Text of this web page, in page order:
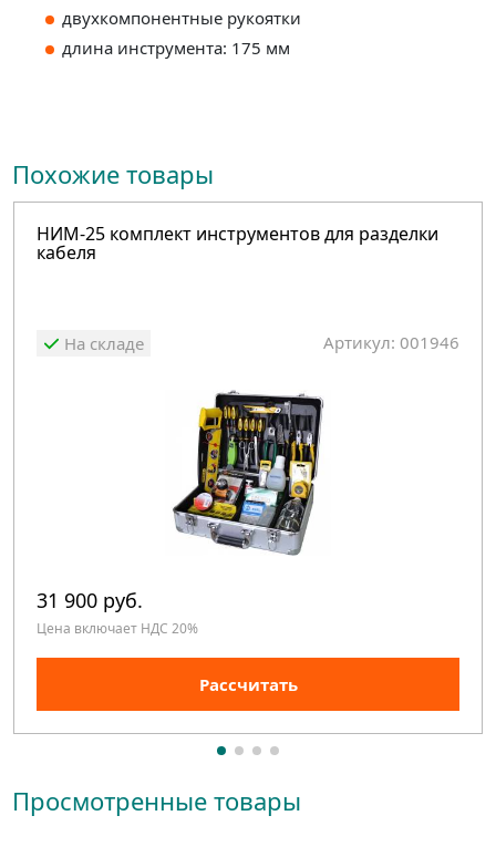
двухкомпонентные рукоятки
длина инструмента: 175 мм
Похожие товары
НИМ-25 комплект инструментов для разделки
кабеля
На складе Артикул: 001946
31 900 руб.
Цена включает НДС 20%
Рассчитать
Просмотренные товары